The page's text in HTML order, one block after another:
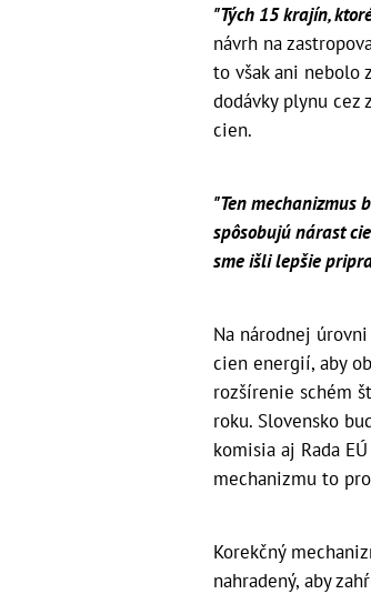
"Tých 15 krajín,
návrh na
to však ani nebolo
dodávky plynu cez
cien.
"Ten mechanizmus
spôsobujú nárast
sme išli lepšie
Na národnej
cien energií, aby
rozšírenie schém
roku. Slovensko
komisia aj Rada
mechanizmu to
Korekčný
nahradený, aby